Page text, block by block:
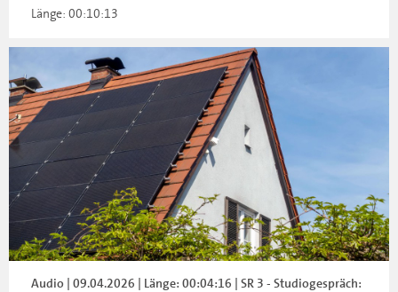
Länge: 00:10:13
Audio | 09.04.2026 | Länge: 00:04:16 | SR 3 - Studiogespräch: